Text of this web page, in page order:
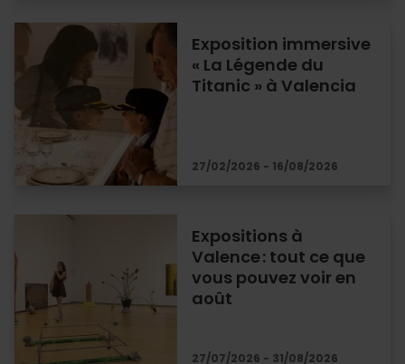
Exposition immersive
« La Légende du
Titanic » à Valencia
27/02/2026 - 16/08/2026
Expositions à
Valence : tout ce que
vous pouvez voir en
août
27/07/2026 - 31/08/2026